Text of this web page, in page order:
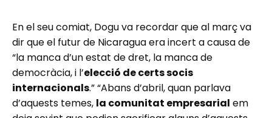
En el seu comiat, Dogu va recordar que al març va
dir que el futur de Nicaragua era incert a causa de
“la manca d’un estat de dret, la manca de
democràcia, i l’elecció de certs socis
internacionals.” “Abans d’abril, quan parlava
d’aquests temes, la comunitat empresarial em